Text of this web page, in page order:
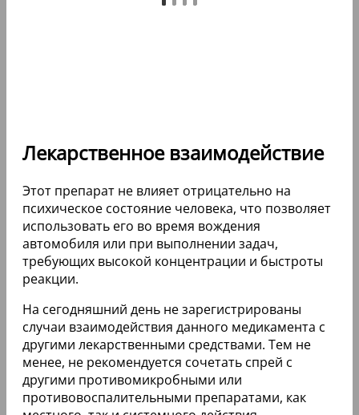
Лекарственное взаимодействие
Этот препарат не влияет отрицательно на
психическое состояние человека, что позволяет
использовать его во время вождения
автомобиля или при выполнении задач,
требующих высокой концентрации и быстроты
реакции.
На сегодняшний день не зарегистрированы
случаи взаимодействия данного медикамента с
другими лекарственными средствами. Тем не
менее, не рекомендуется сочетать спрей с
другими противомикробными или
противовоспалительными препаратами, как